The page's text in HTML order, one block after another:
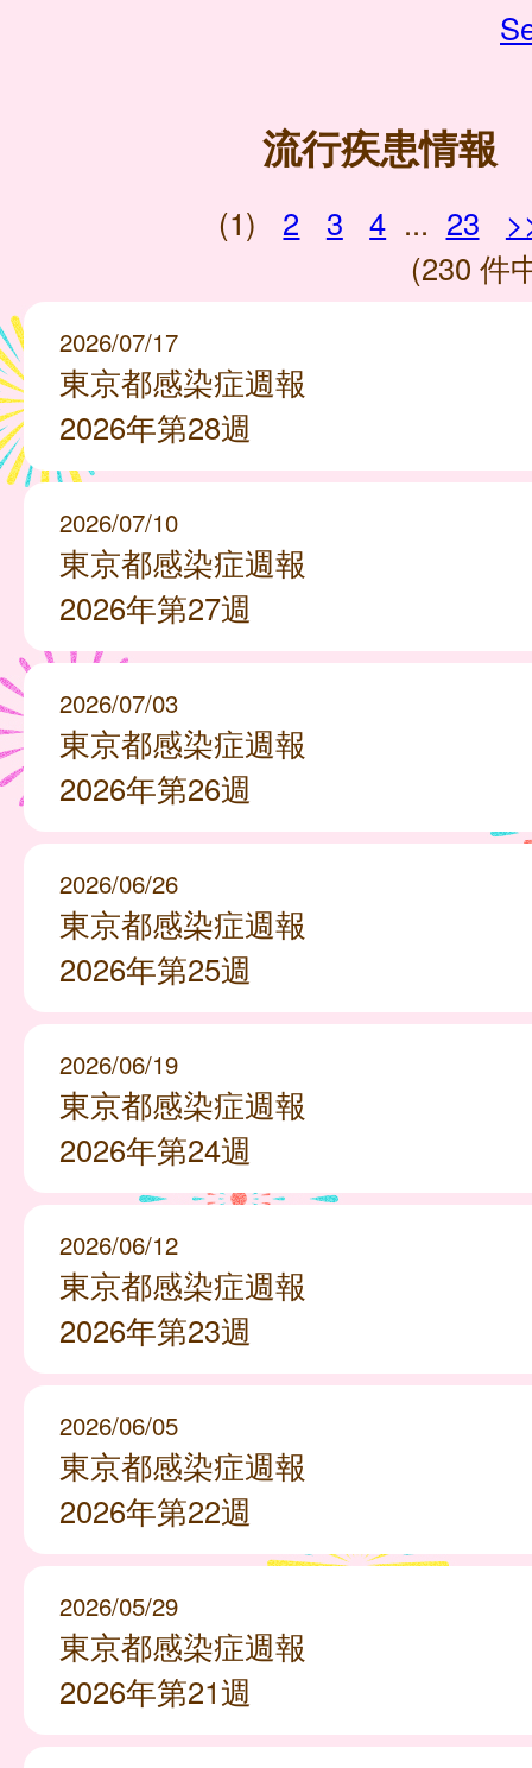
流行疾患情報
(1) 2 3 4 ... 23
(230 件
2026/07/17
東京都感染症週報
2026年第28週
2026/07/10
東京都感染症週報
2026年第27週
2026/07/03
東京都感染症週報
2026年第26週
2026/06/26
東京都感染症週報
2026年第25週
2026/06/19
東京都感染症週報
2026年第24週
2026/06/12
東京都感染症週報
2026年第23週
2026/06/05
東京都感染症週報
2026年第22週
2026/05/29
東京都感染症週報
2026年第21週